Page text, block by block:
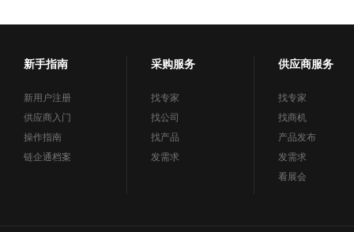
新手指南
新用户注册
供应商入门
操作指南
链企通档案
采购服务
找专家
找公司
找产品
发需求
供应商服务
找专家
找商机
产品发布
发需求
看展会